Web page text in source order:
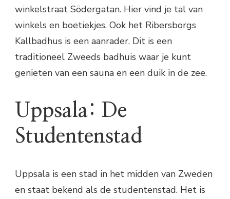
winkelstraat Södergatan. Hier vind je tal van
winkels en boetiekjes. Ook het Ribersborgs
Kallbadhus is een aanrader. Dit is een
traditioneel Zweeds badhuis waar je kunt
genieten van een sauna en een duik in de zee.
Uppsala: De
Studentenstad
Uppsala is een stad in het midden van Zweden
en staat bekend als de studentenstad. Het is